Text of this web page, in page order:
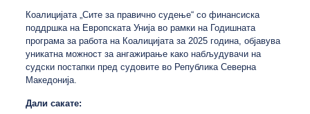
Коалицијата „Сите за правично судење“ со финансиска
поддршка на Европската Унија во рамки на Годишната
програма за работа на Коалицијата за 2025 година, објавува
уникатна можност за ангажирање како набљудувачи на
судски постапки пред судовите во Република Северна
Македонија.
Дали сакате: